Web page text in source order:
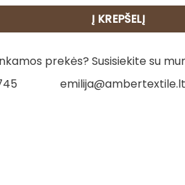
Į KREPŠELĮ
prekės? Susisiekite su
emilija@ambertextile.lt